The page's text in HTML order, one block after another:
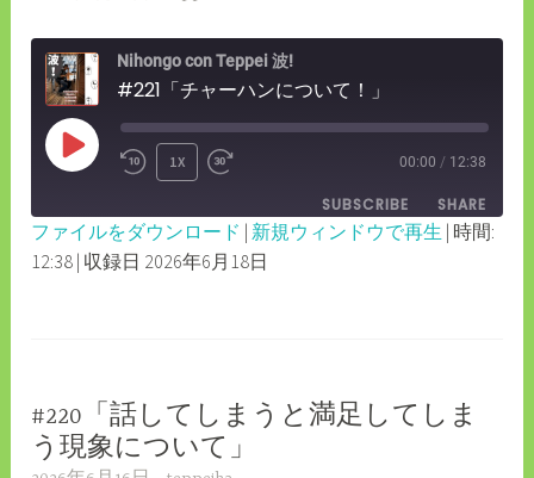
Nihongo con Teppei 波!
#221「チャーハンについて！」
PLAY
REWIND
10
SECONDS
1X
FAST
FORWARD
30
00:00 / 12:38
SUBSCRIBE SHARE
SHARE
ファイルをダウンロード | 新規ウィンドウで再生 | 時間:
12:38 | 収録日 2026年6月18日
#220「話してしまうと満足してしま
う現象について」